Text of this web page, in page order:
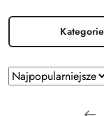
Kategorie
Zastosowano
sortowanie:
Najpopularniejsze.
Sortuj
według